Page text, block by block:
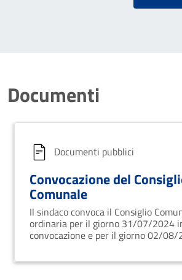
Documenti
Documenti pubblici
Convocazione del
Comunale
Il sindaco convoca il Consiglio Comunale in
ordinaria per il giorno 31/07/2024
convocazione e per il giorno 02/08/